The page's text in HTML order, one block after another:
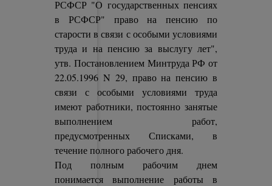
РСФСР "О государственных пенсиях
в РСФСР" право на пенсию по
старости в связи с особыми условиями
труда и на пенсию за выслугу лет",
утв. Постановлением Минтруда РФ от
22.05.1996 N 29, право на пенсию в
связи с особыми условиями труда
имеют работники, постоянно занятые
выполнением работ,
предусмотренных Списками, в
течение полного рабочего дня.
Под полным рабочим днем
понимается выполнение работы в